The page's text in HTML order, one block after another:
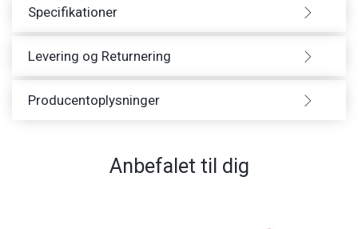
Specifikationer
Levering og Returnering
Producentoplysninger
Anbefalet til dig